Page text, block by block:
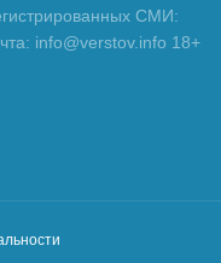
СМИ:
info@verstov.info 18+